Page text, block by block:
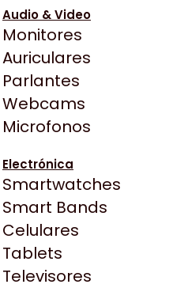
Audio & Video
Monitores
Auriculares
Parlantes
Webcams
Microfonos
Electrónica
Smartwatches
Smart Bands
Celulares
Tablets
Televisores
de Max Tecno